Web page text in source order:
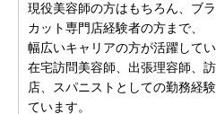
現役美容師の方はもちろん、ブ
カット専門店経験者の方まで、
幅広いキャリアの方が活躍してい
在宅訪問美容師、出張理容師、
店、スパニストとしての勤務経
ています。